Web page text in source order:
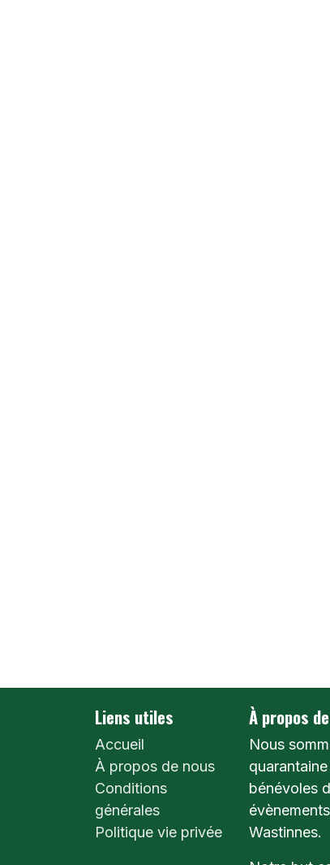
Liens utiles
Accueil
À propos de nous
Conditions
générales
Politique vie privée
À propos
Nous
bénévoles
Wastinnes.